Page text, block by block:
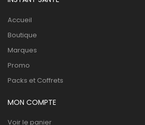
Accueil
Boutique
Marques
Promo
Packs et Coffrets
MON COMPTE
Voir le panier